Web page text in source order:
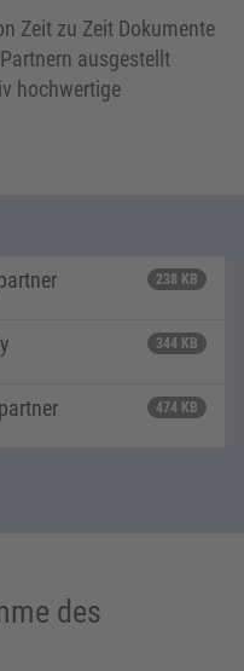
Zeit zu Zeit Dokumente
ausgestellt
hochwertige
238 KB
344 KB
474 KB
des